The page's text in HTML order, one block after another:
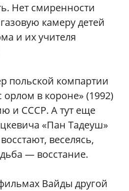
Нет смиренности
камеру детей
и их учителя
польской компартии
орлом в короне» (1992)
и СССР. А тут еще
«Пан Тадеуш»
веселясь,
— восстание.
Вайды другой